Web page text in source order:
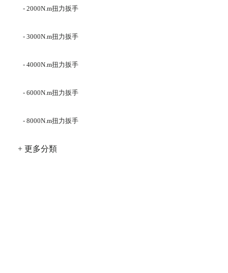
- 2000N.m扭力扳手
- 3000N.m扭力扳手
- 4000N.m扭力扳手
- 6000N.m扭力扳手
- 8000N.m扭力扳手
+ 更多分類